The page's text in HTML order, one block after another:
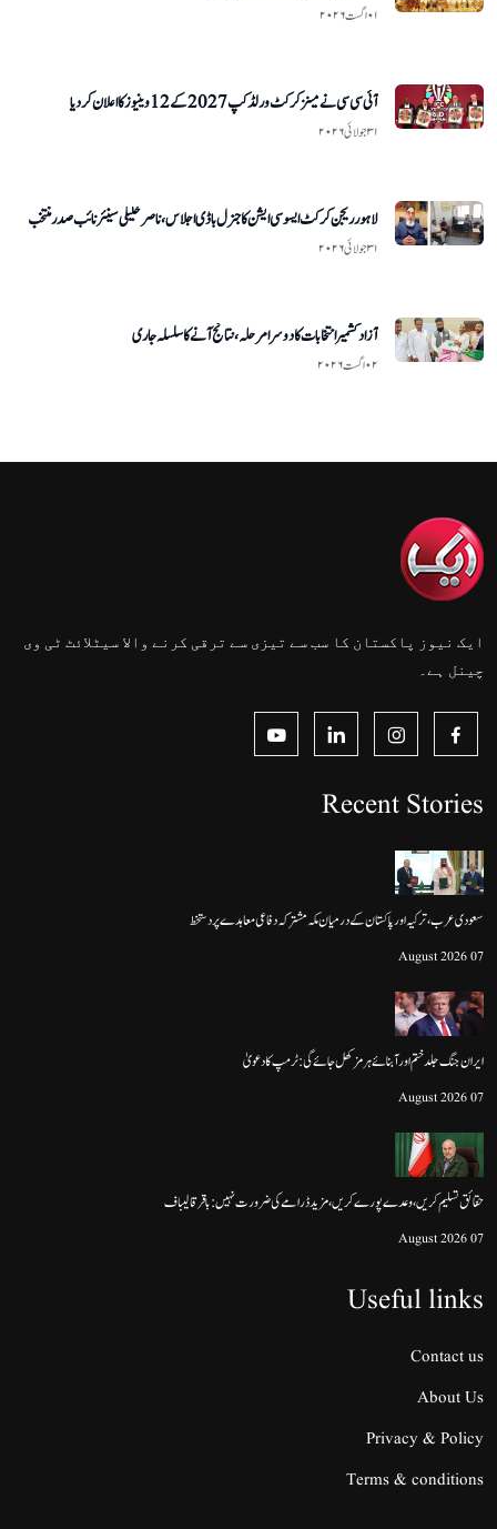
۰۱ اگست ۲۰۲۶
آئی سی سی نے مینز کرکٹ ورلڈ کپ 2027 کے 12 وینیوز کا اعلان کر دیا
۳۱ جولائی ۲۰۲۶
لاہور ریجن کرکٹ ایسوسی ایشن کا جنرل باڈی اجلاس، ناصر خلیلی سینئر نائب صدر منتخب
۳۱ جولائی ۲۰۲۶
آزاد کشمیر انتخابات کا دوسرا مرحلہ، نتائج آنے کا سلسلہ جاری
۰۲ اگست ۲۰۲۶
ایک نیوز پاکستان کا سب سے تیزی سے ترقی کرنے والا سیٹلائٹ ٹی وی
چینل ہے۔
Recent Stories
سعودی عرب، ترکیہ اور پاکستان کے درمیان مکہ مشترکہ دفاعی معاہدے پر دستخط
07 August 2026
ایران جنگ جلد ختم اور آبنائے ہرمز کھل جائے گی: ٹرمپ کا دعویٰ
07 August 2026
حقائق تسلیم کریں، وعدے پورے کریں، مزید ڈرامے کی ضرورت نہیں: باقر قالیباف
07 August 2026
Useful links
Contact us
About Us
Privacy & Policy
Terms & conditions